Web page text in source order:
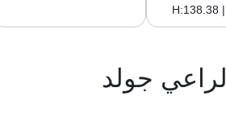
H:138.38